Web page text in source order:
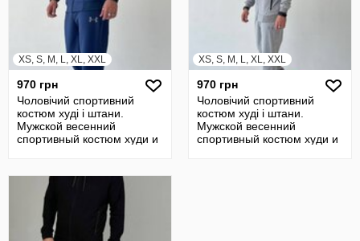
XS, S, M, L, XL, XXL
970 грн
Чоловічий спортивний
костюм худі і штани.
Мужской весенний
спортивный костюм худи и
XS, S, M, L, XL, XXL
970 грн
Чоловічий спортивний
костюм худі і штани.
Мужской весенний
спортивный костюм худи и